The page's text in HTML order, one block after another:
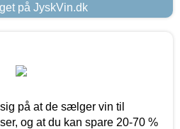
på JyskVin.dk
på at de sælger vin til
og at du kan spare 20-70 %